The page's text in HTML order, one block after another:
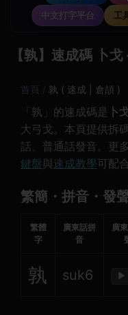
中文打字平台
工
【孰】速成碼 卜
首頁 孰 ( 速成 | 倉頡 )
「孰」的速成碼是 卜
大弓戈。本頁提供拆
話、普通話發音。更
鍵盤與速成教學可配
繁簡・拼音・發
繁體
字
廣東話拼
音
廣
孰 suk6 ▶